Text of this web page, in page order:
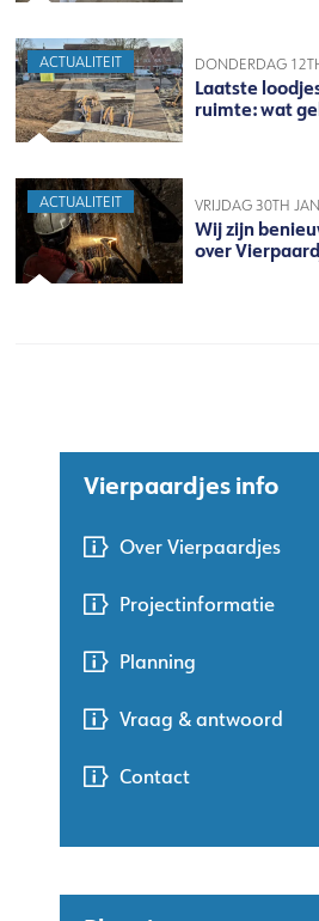
ACTUALITEIT DONDERDAG
Laatste
ruimte: wat
ACTUALITEIT VRIJDAG 30TH
Wij zijn
over
Vierpaardjes info
Over Vierpaardjes
Projectinformatie
Planning
Vraag & antwoord
Contact